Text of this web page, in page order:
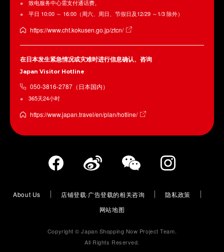
致电服务中心需支付通话费。
平日 10:00 ～ 16:00（周六、周日、节假日及12/29 ～1/3 除外）
https://www.cht.kokusen.go.jp/ztcn/
在日本发生紧急情况或灾难时进行信息确认、咨询
Japan Visitor Hotline
050-3816-2787（日本国内）
365天24小时
https://www.japan.travel/en/plan/hotline/
About Us 店铺登载·广告登载的相关咨询
隐私政策
网站地图
Copyright © Japan Shopping Now Project Team.
All Rights Reserved.